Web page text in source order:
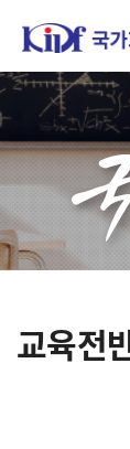
홈페이
한국조
교육전